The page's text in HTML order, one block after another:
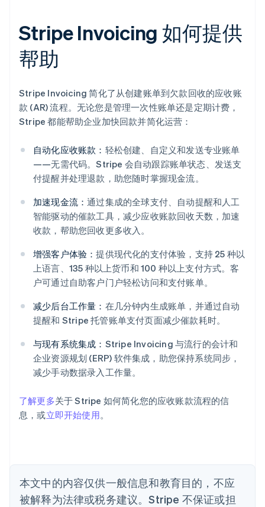
Stripe Invoicing 如何提供
帮助
Stripe Invoicing 简化了从创建账单到欠款回收的应收账
款 (AR) 流程。无论您是管理一次性账单还是定期计费，
Stripe 都能帮助企业加快回款并简化运营：
自动化应收账款： 轻松创建、自定义和发送专业账单
——无需代码。Stripe 会自动跟踪账单状态、发送支
付提醒并处理退款，助您随时掌握现金流。
加速现金流：通过集成的全球支付、自动提醒和人工
智能驱动的催款工具，减少应收账款回收天数，加速
收款，帮助您回收更多收入。
增强客户体验：提供现代化的支付体验，支持 25 种以
上语言、135 种以上货币和 100 种以上支付方式。客
户可通过自助客户门户轻松访问和支付账单。
减少后台工作量： 在几分钟内生成账单，并通过自动
提醒和 Stripe 托管账单支付页面减少催款耗时。
与现有系统集成： Stripe Invoicing 与流行的会计和
企业资源规划 (ERP) 软件集成，助您保持系统同步，
减少手动数据录入工作量。
了解更多关于 Stripe 如何简化您的应收账款流程的信
息，或立即开始使用。
本文中的内容仅供一般信息和教育目的，不应
被解释为法律或税务建议。Stripe 不保证或担
阿联酋
English
English
爱沙尼亚
English
奥地利
Deutsch English
澳大利亚
English
Português English
保加利亚
English
丹麦
德国